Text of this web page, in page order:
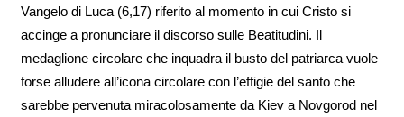
Vangelo di Luca (6,17) riferito al momento in cui Cristo si
accinge a pronunciare il discorso sulle Beatitudini. Il
medaglione circolare che inquadra il busto del patriarca vuole
forse alludere all’icona circolare con l’effigie del santo che
sarebbe pervenuta miracolosamente da Kiev a Novgorod nel